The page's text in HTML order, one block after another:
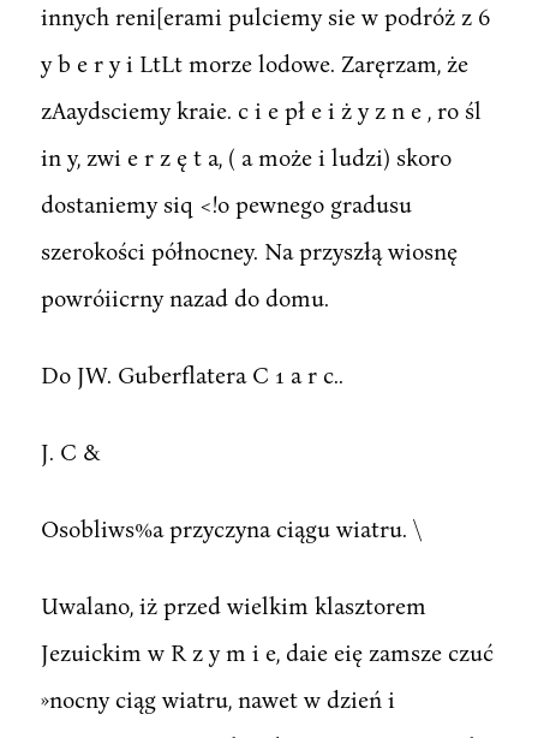
innych reni[erami pulciemy sie w podróż z 6
y b e r y i LtLt morze lodowe. Zaręrzam, że
zAaydsciemy kraie. c i e pł e i ż y z n e , ro śl
in y, zwi e r z ę t a, ( a może i ludzi) skoro
dostaniemy siq <!o pewnego gradusu
szerokości północney. Na przyszłą wiosnę
powróiicrny nazad do domu.
Do JW. Guberflatera C 1 a r c..
J. C &
Osobliws%a przyczyna ciągu wiatru. \
Uwalano, iż przed wielkim klasztorem
Jezuickim w R z y m i e, daie eię zamsze czuć
»nocny ciąg wiatru, nawet w dzień i